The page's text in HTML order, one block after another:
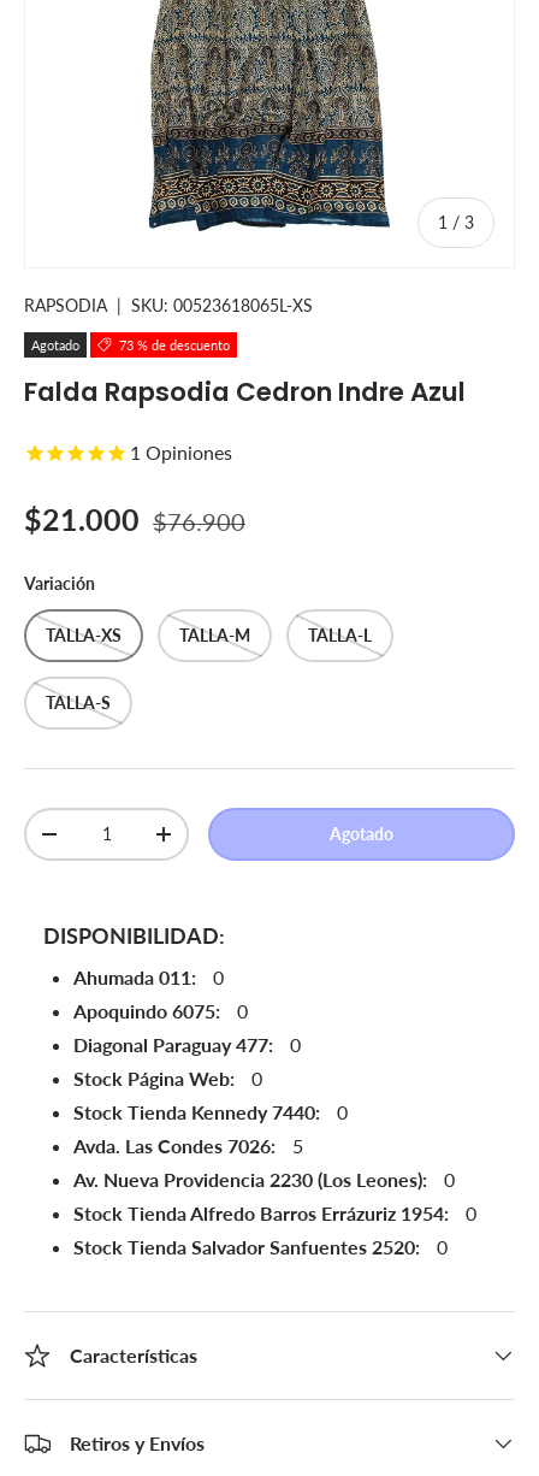
1 / de
3
RAPSODIA | SKU: 00523618065L-XS
Agotado 73 % de descuento
Falda Rapsodia Cedron Indre Azul
1 Opiniones
Precio de venta
$21.000 Precio normal
$76.900
Variación
TALLA-XS TALLA-M TALLA-L
TALLA-S
Cant.
Disminuir cantidadAumentar la cantidad Agotado
DISPONIBILIDAD:
Ahumada 011:
0
Apoquindo 6075:
0
Diagonal Paraguay 477:
0
Stock Página Web:
0
Stock Tienda Kennedy 7440:
0
Avda. Las Condes 7026:
5
Av. Nueva Providencia 2230 (Los Leones):
0
Stock Tienda Alfredo Barros Errázuriz 1954:
0
Stock Tienda Salvador Sanfuentes 2520:
0
Características
Retiros y Envíos